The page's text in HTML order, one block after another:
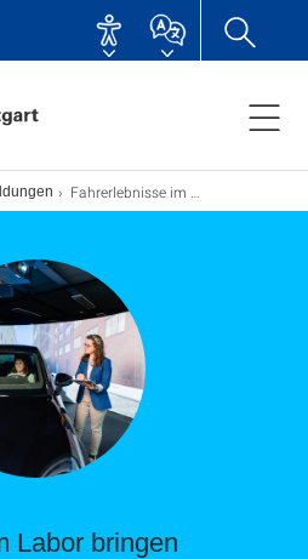
Fahrerlebnisse im Labor bringen Mobilität von morgen sicher auf die Straße
Labor bringen